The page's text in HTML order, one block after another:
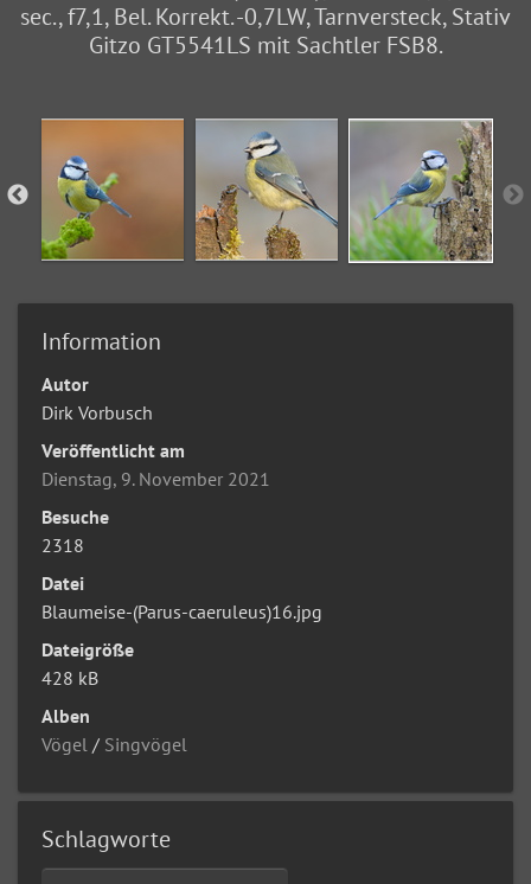
sec., f7,1, Bel. Korrekt. -0,7LW, Tarnversteck, Stativ
Gitzo GT5541LS mit Sachtler FSB8.
Information
Autor
Dirk Vorbusch
Veröffentlicht am
Dienstag, 9. November 2021
Besuche
2318
Datei
Blaumeise-(Parus-caeruleus)16.jpg
Dateigröße
428 kB
Alben
Vögel / Singvögel
Schlagworte